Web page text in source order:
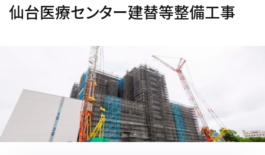
仙台医療センター建替等整備工事